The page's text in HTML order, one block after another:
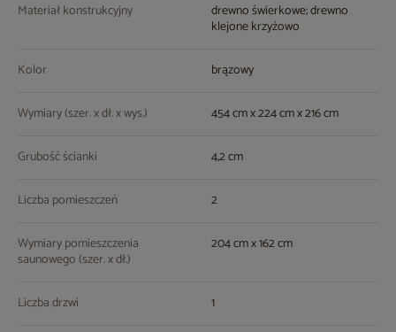
Materiał konstrukcyjny drewno świerkowe; drewno
klejone krzyżowo
Kolor brązowy
Wymiary (szer. x dł. x wys.) 454 cm x 224 cm x 216 cm
Grubość ścianki 4,2 cm
Liczba pomieszczeń 2
Wymiary pomieszczenia
saunowego (szer. x dł.)
204 cm x 162 cm
Liczba drzwi 1